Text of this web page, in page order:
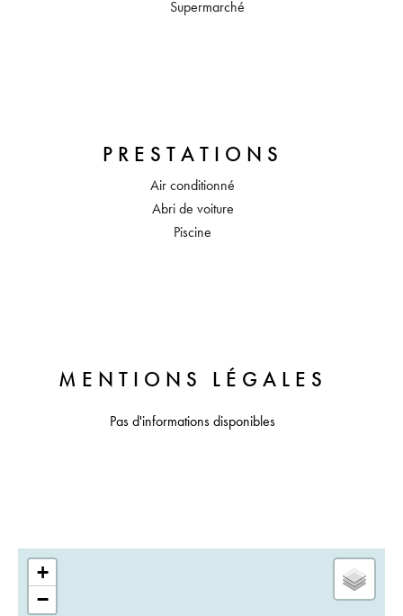
Supermarché
PRESTATIONS
Air conditionné
Abri de voiture
Piscine
MENTIONS LÉGALES
Pas d'informations disponibles
+
−